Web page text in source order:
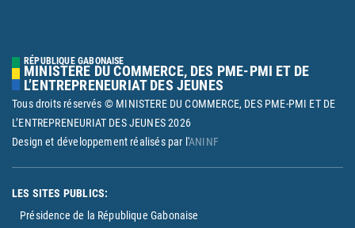
RÉPUBLIQUE GABONAISE
MINISTERE DU COMMERCE, DES PME-PMI ET DE
L’ENTREPRENEURIAT DES JEUNES
Tous droits réservés © MINISTERE DU COMMERCE, DES PME-PMI ET DE
L’ENTREPRENEURIAT DES JEUNES2026
Design et développement réalisés par l'ANINF
LES SITES PUBLICS:
Présidence de la République Gabonaise